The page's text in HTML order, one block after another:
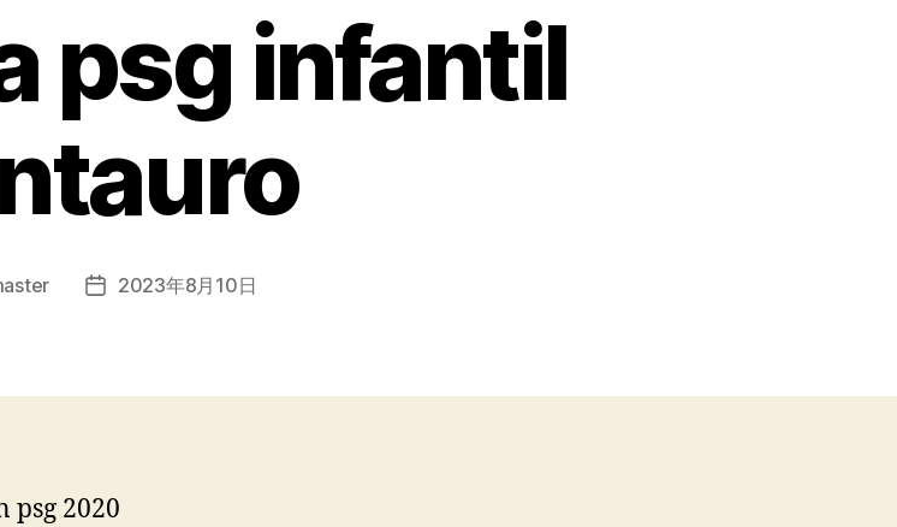
psg infantil
Fecha2023年8月10日